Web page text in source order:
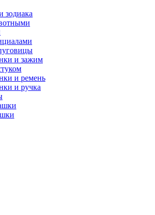
зодиака
и зажим
и ремень
и ручка